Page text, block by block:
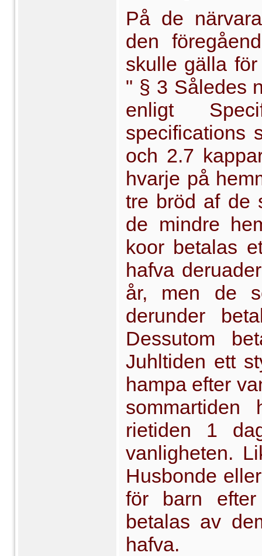
På de
den
skulle gälla
" § 3 Således
enligt
specifications
och 2.7
hvarje på
tre bröd af de
de mindre
koor betalas
hafva
år, men de
derunder
Dessutom
Juhltiden ett
hampa efter
sommartiden
rietiden 1
vanligheten.
Husbonde
för barn
betalas av
hafva.